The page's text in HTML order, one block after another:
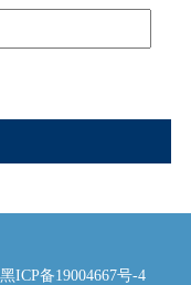
黑ICP备19004667号-4